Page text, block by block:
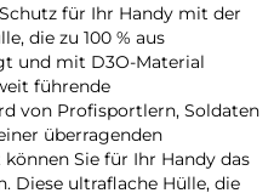
für Ihr Handy mit der
die zu 100 % aus
und mit D3O-Material
führende
von Profisportlern, Soldaten
überragenden
Sie für Ihr Handy das
Diese ultraflache Hülle, die